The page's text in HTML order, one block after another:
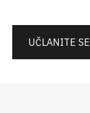
UČLANITE SE